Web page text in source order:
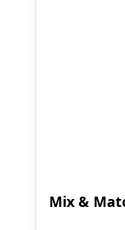
Mix &